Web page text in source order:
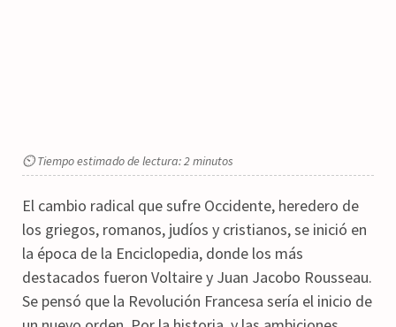
⏲ Tiempo estimado de lectura: 2 minutos
El cambio radical que sufre Occidente, heredero de
los griegos, romanos, judíos y cristianos, se inició en
la época de la Enciclopedia, donde los más
destacados fueron Voltaire y Juan Jacobo Rousseau.
Se pensó que la Revolución Francesa sería el inicio de